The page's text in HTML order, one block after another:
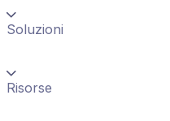
Soluzioni
Risorse